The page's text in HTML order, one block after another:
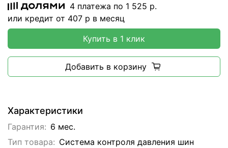
Характеристики
Гарантия: 6 мес.
Тип товара: Система контроля давления шин
4 платежа по 1 525 р.
или кредит от 407 р в месяц
Купить в 1 клик
Добавить в корзину